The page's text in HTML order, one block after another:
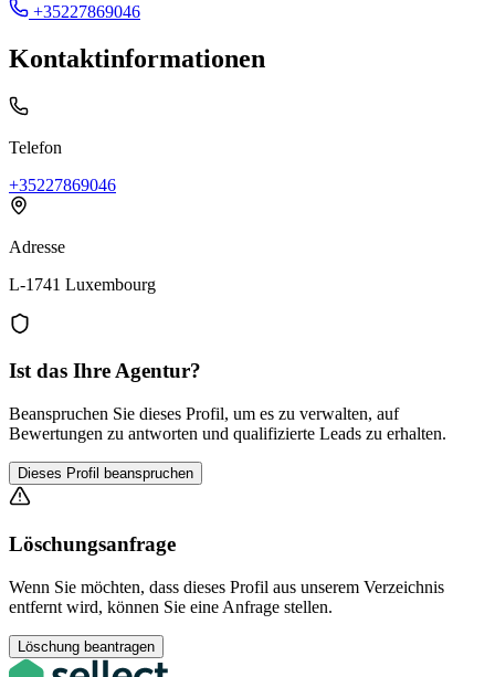
+35227869046
Kontaktinformationen
Telefon
+35227869046
Adresse
L-1741 Luxembourg
Ist das Ihre Agentur?
Beanspruchen Sie dieses Profil, um es zu verwalten, auf
Bewertungen zu antworten und qualifizierte Leads zu erhalten.
Dieses Profil beanspruchen
Löschungsanfrage
Wenn Sie möchten, dass dieses Profil aus unserem Verzeichnis
entfernt wird, können Sie eine Anfrage stellen.
Löschung beantragen